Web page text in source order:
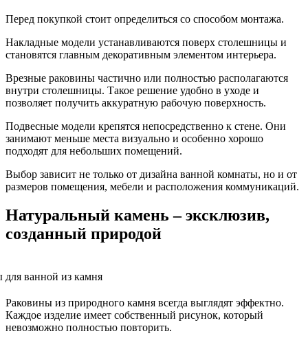
Перед покупкой стоит определиться со способом монтажа.
Накладные модели устанавливаются поверх столешницы и
становятся главным декоративным элементом интерьера.
Врезные раковины частично или полностью располагаются
внутри столешницы. Такое решение удобно в уходе и
позволяет получить аккуратную рабочую поверхность.
Подвесные модели крепятся непосредственно к стене. Они
занимают меньше места визуально и особенно хорошо
подходят для небольших помещений.
Выбор зависит не только от дизайна ванной комнаты, но и от
размеров помещения, мебели и расположения коммуникаций.
Натуральный камень – эксклюзив,
созданный природой
Раковины из природного камня всегда выглядят эффектно.
Каждое изделие имеет собственный рисунок, который
невозможно полностью повторить.